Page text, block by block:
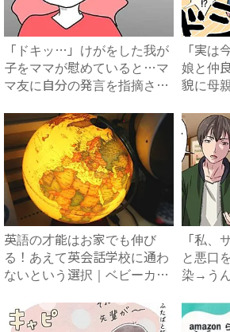
「ドキッ…」けがをした我が
子をママが慰めていると…マ
マ友に自分の発言を指摘さ
「実
娘と仲
貌に母
英語の才能はお家でも伸び
る！あえて英会話学校に通わ
ないという選択｜ベビーカレ
「私、
と悪口
染→う